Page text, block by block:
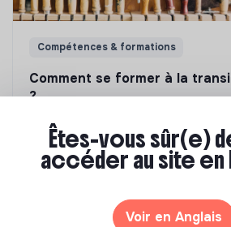
Compétences & formations
Comment se former à la
?
Marianne Roussel 09 janvier
Êtes-vous sûr(e)
accéder au site en
Voir en Anglais